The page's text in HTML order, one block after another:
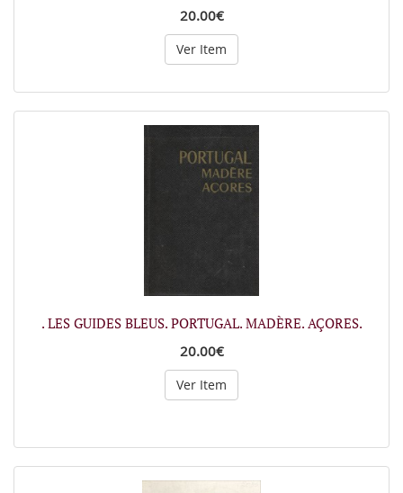
20.00€
Ver Item
. LES GUIDES BLEUS. PORTUGAL. MADÈRE. AÇORES.
20.00€
Ver Item